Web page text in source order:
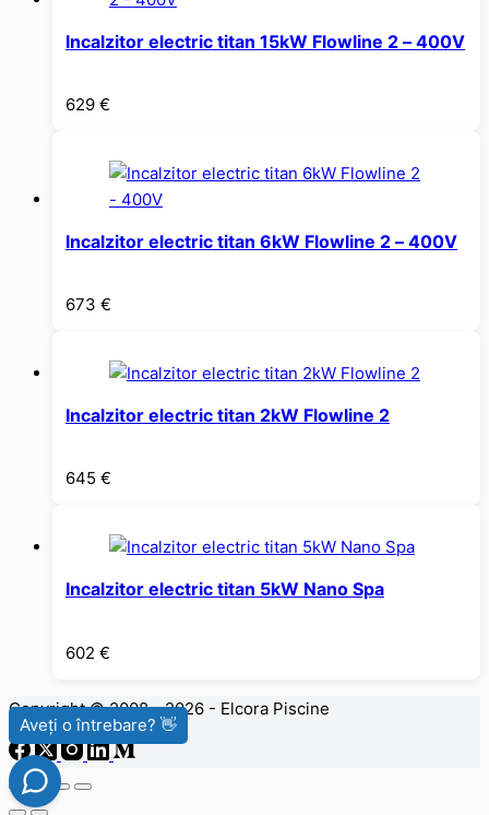
Incalzitor electric titan 15kW Flowline 2 – 400V
629 €
Incalzitor electric titan 6kW Flowline 2 – 400V
673 €
Incalzitor electric titan 2kW Flowline 2
645 €
Incalzitor electric titan 5kW Nano Spa
602 €
Copyright © 2008 - 2026 - Elcora Piscine